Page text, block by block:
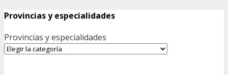
Provincias y especialidades
Provincias y especialidades